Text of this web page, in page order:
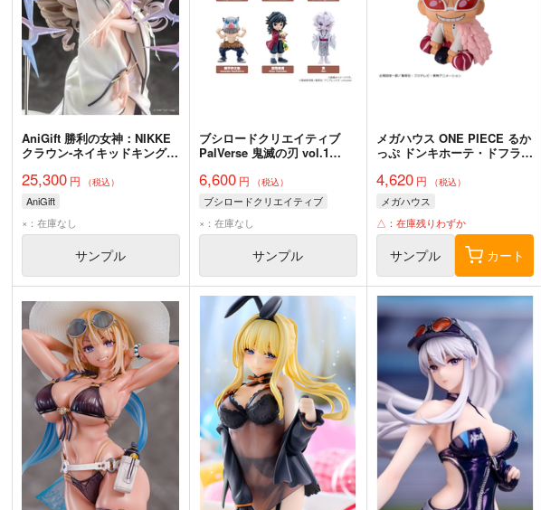
AniGift 勝利の女神：NIKKE
クラウン-ネイキッドキング
25,300 円 （税込）
AniGift
×：在庫なし
サンプル
ブシロードクリエイティブ
PalVerse 鬼滅の刃 vol.1
6,600円 （税込）
ブシロードクリエイティブ
×：在庫なし
サンプル
メガハウス ONE PIECE るか
っぷ ドンキホーテ・ドフラミ
4,620円 （税込）
メガハウス
△：在庫残りわずか
サンプル カート